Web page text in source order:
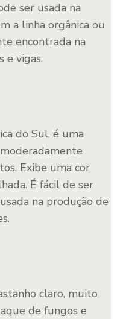
ser usada na
a linha orgânica ou
encontrada na
e vigas.
do Sul, é uma
Exibe uma cor
É fácil de ser
na produção de
claro, muito
de fungos e